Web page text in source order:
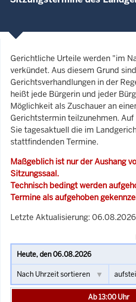
Gerichtliche Urteile werden "im
verkündet. Aus diesem Grund sind
Gerichtsverhandlungen in der
heißt jede Bürgerin und jeder
Möglichkeit als Zuschauer an
Gerichtstermin teilzunehmen.
Sie tagesaktuell die im
stattfindenden Termine.
Maßgeblich ist nur der Aushang
Sitzungssaal.
Technisch bedingt werden
Termine als aufgehoben
Letzte Aktualisierung:
Ab 13:00 Uhr